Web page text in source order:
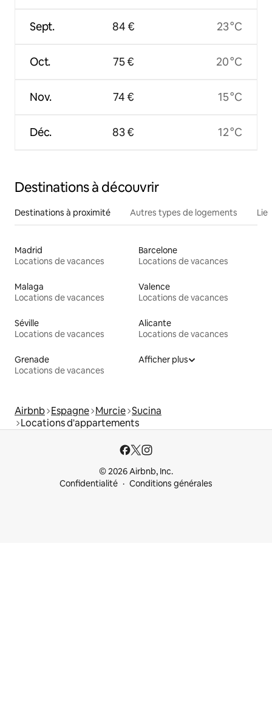
Sept.
Oct.
Nov.
Déc.
84 €
75 €
74 €
83 €
23 °C
20 °C
15 °C
12 °C
Destinations à découvrir
Destinations à proximité Autres types de logements
Madrid
Locations de vacances
Barcelone
Locations de vacances
Malaga
Locations de vacances
Valence
Locations de vacances
Séville
Locations de vacances
Alicante
Locations de vacances
Grenade
Locations de vacances
Afficher plus
Airbnb Espagne Murcie Sucina
Locations d'appartements
© 2026 Airbnb, Inc.
Confidentialité
Conditions générales